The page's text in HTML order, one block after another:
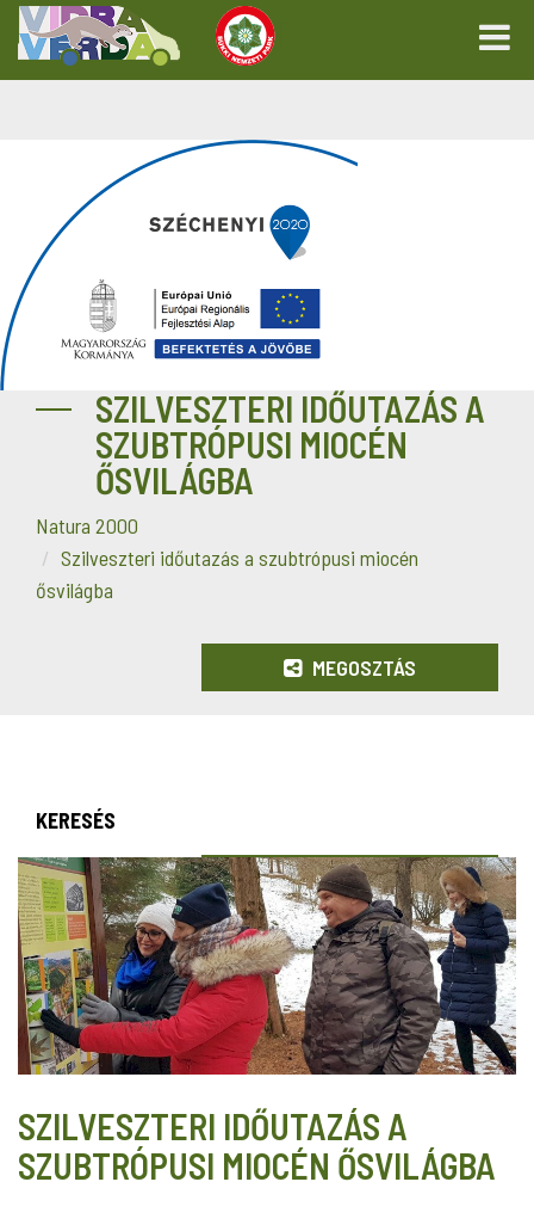
SZILVESZTERI IDŐUTAZÁS A
SZUBTRÓPUSI MIOCÉN
ŐSVILÁGBA
Natura 2000
Szilveszteri időutazás a szubtrópusi miocén
ősvilágba
MEGOSZTÁS
KERESÉS
SZILVESZTERI IDŐUTAZÁS A
SZUBTRÓPUSI MIOCÉN ŐSVILÁGBA